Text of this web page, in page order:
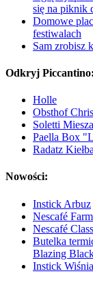
się na piknik
Domowe
festiwalach
Sam zrobisz
Odkryj Piccantino:
Holle
Obsthof
Soletti
Paella Box
Radatz
Nowości:
Instick Arbuz
Nescafé
Nescafé
Butelka
Blazing
Instick Wiśnia